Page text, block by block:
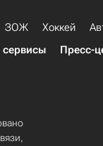
ЗОЖ Хоккей
Пресс-